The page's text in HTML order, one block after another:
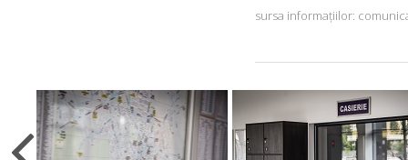
sursa informațiilor: